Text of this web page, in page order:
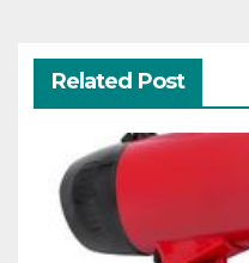
Related Post